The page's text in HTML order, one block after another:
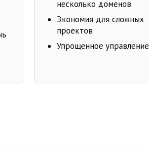
несколько доменов
Экономия для сложных
проектов
Упрощенное управление